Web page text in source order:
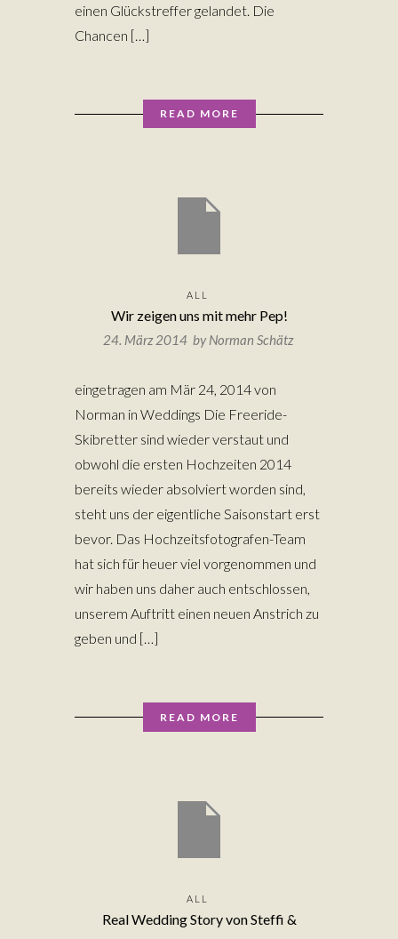
einen Glückstreffer gelandet. Die
Chancen […]
READ MORE
ALL
Wir zeigen uns mit mehr Pep!
24. März 2014 byNorman Schätz
eingetragen am Mär 24, 2014 von
Norman in Weddings Die Freeride-
Skibretter sind wieder verstaut und
obwohl die ersten Hochzeiten 2014
bereits wieder absolviert worden sind,
steht uns der eigentliche Saisonstart erst
bevor. Das Hochzeitsfotografen-Team
hat sich für heuer viel vorgenommen und
wir haben uns daher auch entschlossen,
unserem Auftritt einen neuen Anstrich zu
geben und […]
READ MORE
ALL
Real Wedding Story von Steffi &